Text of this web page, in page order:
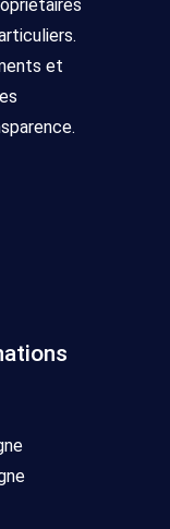
et